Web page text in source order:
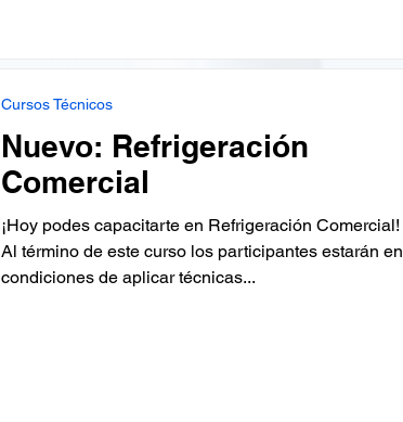
Nuevo: Refrigeración
Comercial
¡Hoy podes capacitarte en Refrigeración Comercial!
Al término de este curso los participantes estarán en
condiciones de aplicar técnicas...
Cursos Técnicos